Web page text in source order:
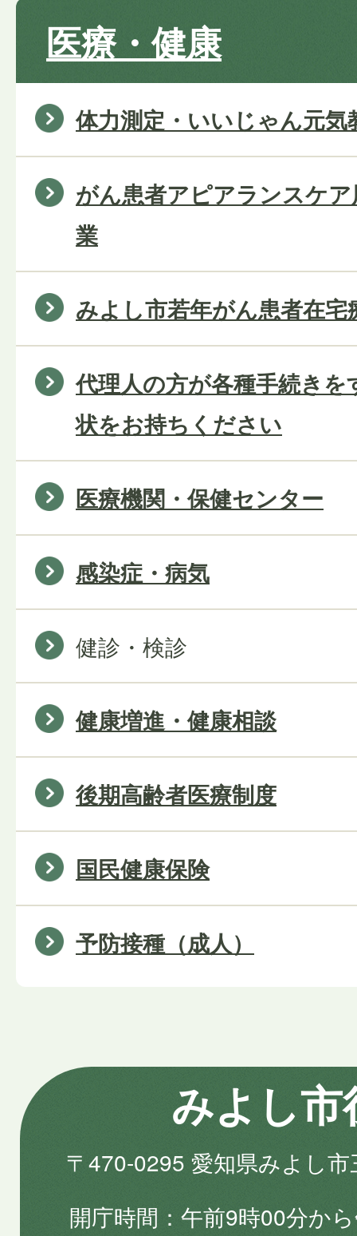
医療・健康
体力測定・いいじゃん元
がん患者アピアランスケ
業
みよし市若年がん患者在宅
代理人の方が各種手続き
状をお持ちください
医療機関・保健センター
感染症・病気
健診・検診
健康増進・健康相談
後期高齢者医療制度
国民健康保険
予防接種（成人）
みよし市
〒470-0295 愛知県みよし
開庁時間
午前9時00分か